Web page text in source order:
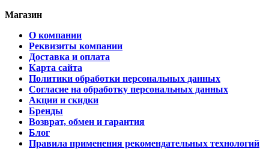
Магазин
О компании
Реквизиты компании
Доставка и оплата
Карта сайта
Политики обработки персональных данных
Согласие на обработку персональных данных
Акции и скидки
Бренды
Возврат, обмен и гарантия
Блог
Правила применения рекомендательных технологий